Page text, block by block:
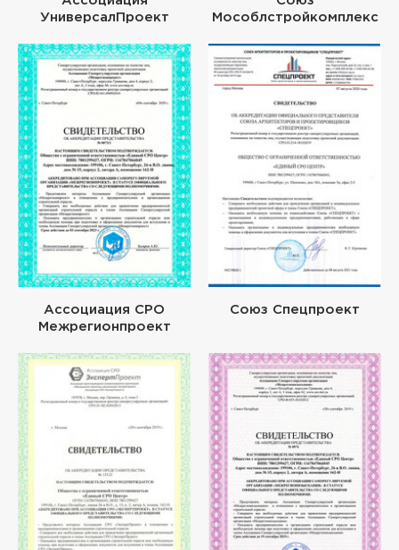
УниверсалПроект
Мособлстройкомплекс
Ассоциация СРО
Межрегионпроект
Союз Спецпроект